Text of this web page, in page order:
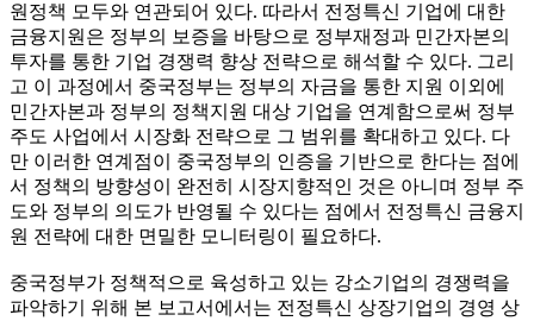
원정책 모두와 연관되어 있다. 따라서 전정특신 기업에 대한
금융지원은 정부의 보증을 바탕으로 정부재정과 민간자본의
투자를 통한 기업 경쟁력 향상 전략으로 해석할 수 있다. 그리
고 이 과정에서 중국정부는 정부의 자금을 통한 지원 이외에
민간자본과 정부의 정책지원 대상 기업을 연계함으로써 정부
주도 사업에서 시장화 전략으로 그 범위를 확대하고 있다. 다
만 이러한 연계점이 중국정부의 인증을 기반으로 한다는 점에
서 정책의 방향성이 완전히 시장지향적인 것은 아니며 정부 주
도와 정부의 의도가 반영될 수 있다는 점에서 전정특신 금융지
원 전략에 대한 면밀한 모니터링이 필요하다.
중국정부가 정책적으로 육성하고 있는 강소기업의 경쟁력을
파악하기 위해 본 보고서에서는 전정특신 상장기업의 경영 상